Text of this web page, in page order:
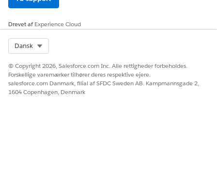
Du kan oprette relationskort for at registrere nøgleoplysninger
om aktivkontaktdeltagere og tilføje kortene på sidelayoutet
for køretøjsregistreringen for at få oplysninger i kontekst. Eller
du kan bruge ARC-diagrammet (Actionable Relationship
Drevet afExperience Cloud
Dansk
© Copyright 2026, Salesforce.com Inc. Alle rettigheder forbeholdes.
Forskellige varemærker tilhører deres respektive ejere.
salesforce.com Danmark, filial af SFDC Sweden AB. Kampmannsgade 2,
1604 Copenhagen, Denmark